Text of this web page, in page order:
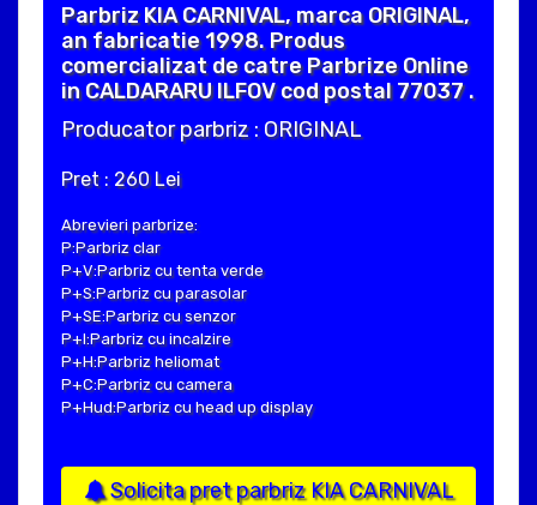
Parbriz KIA CARNIVAL, marca ORIGINAL,
an fabricatie 1998. Produs
comercializat de catre Parbrize Online
in CALDARARU ILFOV cod postal 77037 .
Producator parbriz : ORIGINAL
Pret : 260 Lei
Abrevieri parbrize:
P:Parbriz clar
P+V:Parbriz cu tenta verde
P+S:Parbriz cu parasolar
P+SE:Parbriz cu senzor
P+I:Parbriz cu incalzire
P+H:Parbriz heliomat
P+C:Parbriz cu camera
P+Hud:Parbriz cu head up display
Solicita pret parbriz KIA CARNIVAL